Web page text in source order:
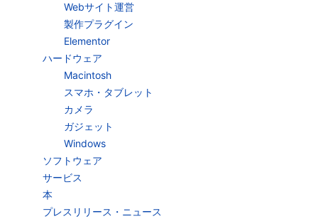
Webサイト運営
製作プラグイン
Elementor
ハードウェア
Macintosh
スマホ・タブレット
カメラ
ガジェット
Windows
ソフトウェア
サービス
本
プレスリリース・ニュース